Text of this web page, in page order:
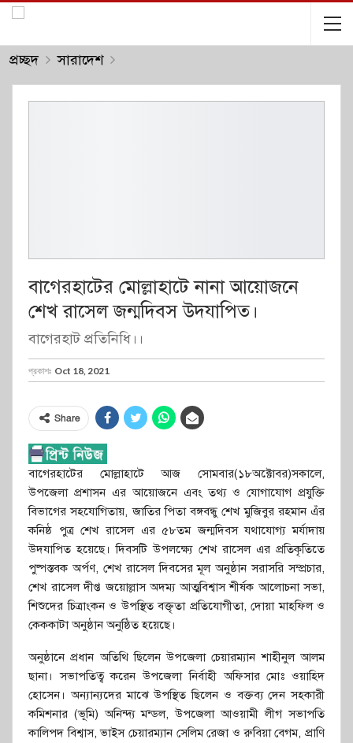
প্রচ্ছদ সারাদেশ
বাগেরহাটের মোল্লাহাটে নানা আয়োজনে
শেখ রাসেল জন্মদিবস উদযাপিত।
বাগেরহাট প্রতিনিধি।।
প্রকাশঃ Oct 18, 2021
Share
বাগেরহাটের মোল্লাহাটে আজ সোমবার(১৮অক্টোবর)সকালে,
উপজেলা প্রশাসন এর আয়োজনে এবং তথ্য ও যোগাযোগ প্রযুক্তি
বিভাগের সহযোগিতায়, জাতির পিতা বঙ্গবন্ধু শেখ মুজিবুর রহমান এঁর
কনিষ্ঠ পুত্র শেখ রাসেল এর ৫৮তম জন্মদিবস যথাযোগ্য মর্যাদায়
উদযাপিত হয়েছে। দিবসটি উপলক্ষ্যে শেখ রাসেল এর প্রতিকৃতিতে
পুষ্পস্তবক অর্পণ, শেখ রাসেল দিবসের মূল অনুষ্ঠান সরাসরি সম্প্রচার,
শেখ রাসেল দীপ্ত জয়োল্লাস অদম্য আত্মবিশ্বাস শীর্ষক আলোচনা সভা,
শিশুদের চিত্রাংকন ও উপস্থিত বক্তৃতা প্রতিযোগীতা, দোয়া মাহফিল ও
কেককাটা অনুষ্ঠান অনুষ্ঠিত হয়েছে।
অনুষ্ঠানে প্রধান অতিথি ছিলেন উপজেলা চেয়ারম্যান শাহীনুল আলম
ছানা। সভাপতিত্ব করেন উপজেলা নির্বাহী অফিসার মোঃ ওয়াহিদ
হোসেন। অন্যান্যদের মাঝে উপস্থিত ছিলেন ও বক্তব্য দেন সহকারী
কমিশনার (ভূমি) অনিন্দ্য মন্ডল, উপজেলা আওয়ামী লীগ সভাপতি
কালিপদ বিশ্বাস, ভাইস চেয়ারম্যান সেলিম রেজা ও রুবিয়া বেগম, প্রাণি